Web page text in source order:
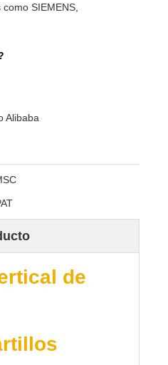
SIEMENS,
Alibaba
de